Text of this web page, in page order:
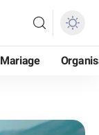
Mariage